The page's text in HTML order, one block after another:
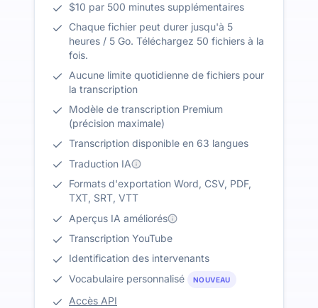
$10 par 500 minutes supplémentaires
Chaque fichier peut durer jusqu'à 5
heures / 5 Go. Téléchargez 50 fichiers à la
fois.
Aucune limite quotidienne de fichiers pour
la transcription
Modèle de transcription Premium
(précision maximale)
Transcription disponible en 63 langues
Traduction IA
Formats d'exportation Word, CSV, PDF,
TXT, SRT, VTT
Aperçus IA améliorés
Transcription YouTube
Identification des intervenants
Vocabulaire personnalisé
NOUVEAU
Accès API